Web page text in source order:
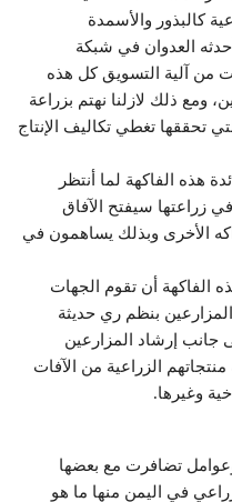
كالبذور والأسمدة
العدوان في شبكة
من آلية التسويق كل هذه
ومع ذلك لازلنا نهتم بزراعة
تحققها تغطي تكاليف الإنتاج
هذه الفاكهة لما أنتظر
زراعتها سيفتح الآفاق
الأخرى وبذلك يساهمون في
الفاكهة أن تقوم الجهات
المزارعين بنظم ري حديثة
إرشاد المزارعين
الزراعية من الآفات
وغيرها.
تضافرت مع بعضها
في اليمن منها ما هو